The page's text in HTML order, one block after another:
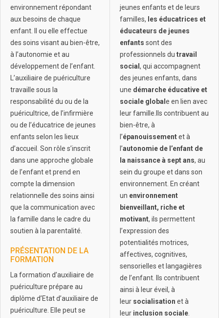
environnement répondant
aux besoins de chaque
enfant. Il ou elle effectue
des soins visant au bien-être,
à l’autonomie et au
développement de l’enfant.
L’auxiliaire de puériculture
travaille sous la
responsabilité du ou de la
puéricultrice, de l’infirmière
ou de l’éducatrice de jeunes
enfants selon les lieux
d’accueil. Son rôle s’inscrit
dans une approche globale
de l’enfant et prend en
compte la dimension
relationnelle des soins ainsi
que la communication avec
la famille dans le cadre du
soutien à la parentalité.
PRÉSENTATION DE LA
FORMATION
La formation d’auxiliaire de
puériculture prépare au
diplôme d’Etat d’auxiliaire de
puériculture. Elle peut se
jeunes enfants et de leurs
familles, les éducatrices et
éducateurs de jeunes
enfants sont des
professionnels du travail
social , qui accompagnent
des jeunes enfants, dans
une démarche éducative et
sociale global e en lien avec
leur famille.Ils contribuent au
bien-être, à
l’épanouissementet à
l’autonomie de l’enfant de
la naissance à sept ans, au
sein du groupe et dans son
environnement. En créant
un environnement
bienveillant, riche et
motivant, ils permettent
l’expression des
potentialités motrices,
affectives, cognitives,
sensorielles et langagières
de l’enfant. Ils contribuent
ainsi à leur éveil, à
leur socialisation et à
leur inclusion sociale